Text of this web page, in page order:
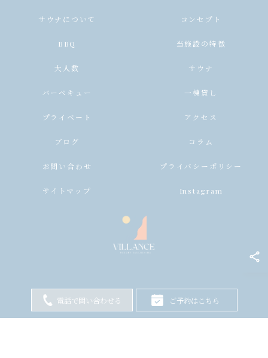
電話で問い合わせる ご予約はこちら
サウナについて コンセプト
BBQ 当施設の特徴
大人数 サウナ
バーベキュー 一棟貸し
プライベート アクセス
ブログ コラム
お問い合わせ プライバシーポリシー
サイトマップ Instagram
© 2026 兵庫県淡路島のヴィラならヴィランス淡路島 ALL RIGHTS RESERVED.